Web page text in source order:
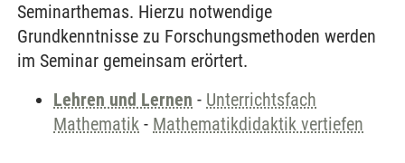
Seminarthemas. Hierzu notwendige
Grundkenntnisse zu Forschungsmethoden werden
im Seminar gemeinsam erörtert.
Lehren und Lernen - Unterrichtsfach
Mathematik - Mathematikdidaktik vertiefen